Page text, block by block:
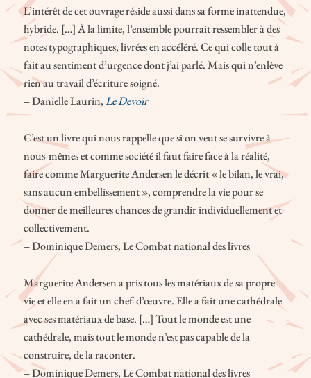
L’intérêt de cet ouvrage réside aussi dans sa forme inattendue,
hybride. […] À la limite, l’ensemble pourrait ressembler à des
notes typographiques, livrées en accéléré. Ce qui colle tout à
fait au sentiment d’urgence dont j’ai parlé. Mais qui n’enlève
rien au travail d’écriture soigné.
– Danielle Laurin,Le Devoir
C’est un livre qui nous rappelle que si on veut se survivre à
nous-mêmes et comme société il faut faire face à la réalité,
faire comme Marguerite Andersen le décrit « le bilan, le vrai,
sans aucun embellissement », comprendre la vie pour se
donner de meilleures chances de grandir individuellement et
collectivement.
– Dominique Demers, Le Combat national des livres
Marguerite Andersen a pris tous les matériaux de sa propre
vie et elle en a fait un chef-d’œuvre. Elle a fait une cathédrale
avec ses matériaux de base. […] Tout le monde est une
cathédrale, mais tout le monde n’est pas capable de la
construire, de la raconter.
– Dominique Demers, Le Combat national des livres